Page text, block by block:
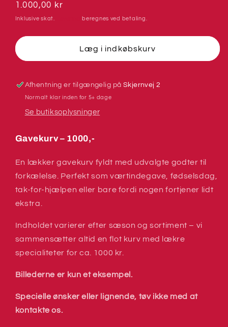
for
Gavekurv
Gavekurv
Normalpris
1.000,00 kr
Inklusive skat. beregnes ved betaling.
Læg i indkøbskurv
Afhentning er tilgængelig på Skjernvej 2
Normalt klar inden for 5+ dage
Se butiksoplysninger
Gavekurv – 1000,-
En lækker gavekurv fyldt med udvalgte godter til
forkælelse. Perfekt som værtindegave, fødselsdag,
tak-for-hjælpen eller bare fordi nogen fortjener lidt
ekstra.
Indholdet varierer efter sæson og sortiment – vi
sammensætter altid en flot kurv med lækre
specialiteter for ca. 1000 kr.
Billederne er kun et eksempel.
Specielle ønsker eller lignende, tøv ikke med at
kontakte os.